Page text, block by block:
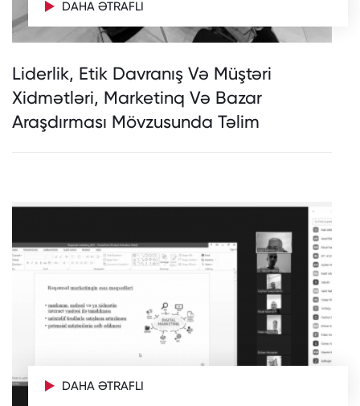
DAHA ƏTRAFLI
Liderlik, Etik Davranış Və Müştəri
Xidmətləri, Marketinq Və Bazar
Araşdırması Mövzusunda Təlim
DAHA ƏTRAFLI